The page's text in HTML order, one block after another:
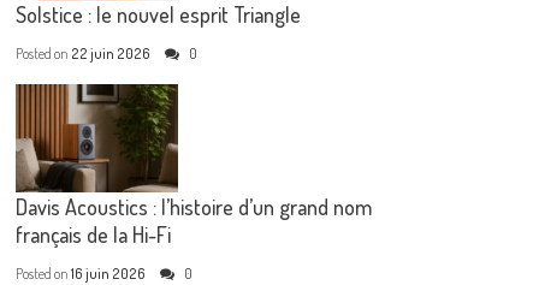
Solstice : le nouvel esprit Triangle
Posted on 22 juin 2026 0
Davis Acoustics : l’histoire d’un grand nom
français de la Hi-Fi
Posted on16 juin 2026 0